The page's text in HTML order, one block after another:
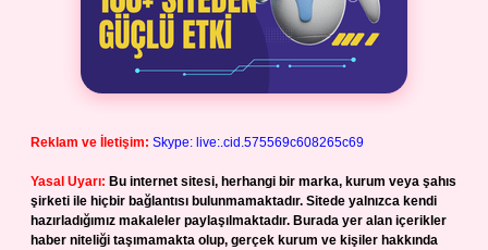
Reklam ve İletişim: Skype: live:.cid.575569c608265c69
Yasal Uyarı: Bu internet sitesi, herhangi bir marka, kurum veya şahıs
şirketi ile hiçbir bağlantısı bulunmamaktadır. Sitede yalnızca kendi
hazırladığımız makaleler paylaşılmaktadır. Burada yer alan içerikler
haber niteliği taşımamakta olup, gerçek kurum ve kişiler hakkında